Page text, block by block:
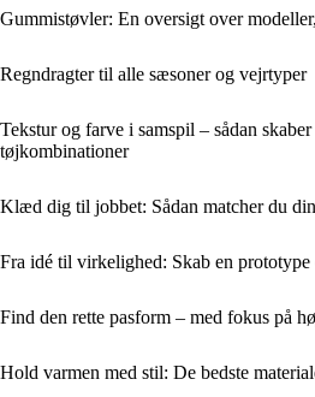
Gummistøvler: En oversigt over
Regndragter til alle sæsoner og vejrtyper
Tekstur og farve i samspil – sådan
tøjkombinationer
Klæd dig til jobbet: Sådan matcher du
Fra idé til virkelighed: Skab en prototype
Find den rette pasform – med fokus på
Hold varmen med stil: De bedste